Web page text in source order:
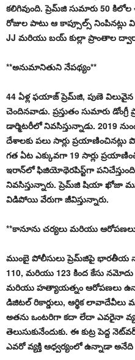
కలిగివుంది. ప్రెమ్‌జి సుమారు 50
రోజుల పాటు ఆ కాప్సూల్స్
JJ మరియు బయ్ కుల్లా ప్రాంతాల
**అనుమానితుని నేపథ్యం**
44 ఏళ్ల ఫయాజ్ ప్రెమ్‌జి, పుణె
చెందినవాడు. ప్రస్తుతం సుమారు
డార్మిటరీలో నివసిస్తున్నాడు. 2019
దేశాలకు పలు సార్లు
గత ఏట ఎక్కువగా 19 సార్లు
ఇరాన్‌లో ఫిజియోథెరపిస్ట్‌గా పనిచేస్తుంది
నివసిస్తున్నారు. ప్రెమ్‌జి షియా ఖోజా
విడిపోయి వేరుగా జీవిస్తున్నారు.
**కానూను చర్యలు మరియు
ముంబై పోలీసులు ప్రెమ్‌జిపై భారతీయ
110, మరియు 123 కింద కేసు
మరియు హత్యాయత్నం ఆరోపణలు
డిజిటల్ రికార్డులు, ఆర్థిక లావాదేవీలు
అతను ఒంటరిగా కదా లేదా ఎవరైనా
తెలుసుకునేందుకు. ఈ కుట్ర పెద్ద
ఎవరో వ్యక్తి ఆధ్వర్యంలో ఉన్నాడా